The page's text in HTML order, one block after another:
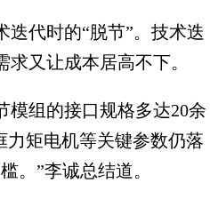
代时的“脱节”。技术迭
又让成本居高不下。
组的接口规格多达20余
力矩电机等关键参数仍落
。”李诚总结道。